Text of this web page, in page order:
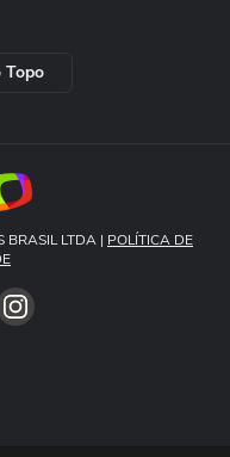
Topo
BRASIL LTDA | POLÍTICA DE